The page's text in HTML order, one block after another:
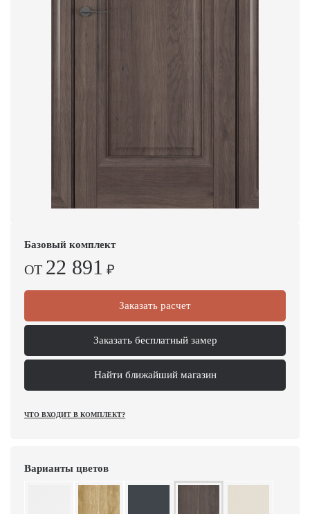
Базовый комплект
ОТ 22 891 ₽
Заказать расчет
Заказать бесплатный замер
Найти ближайший магазин
ЧТО ВХОДИТ В КОМПЛЕКТ?
Варианты цветов